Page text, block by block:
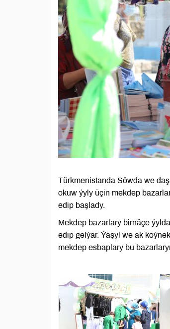
Türkmenistanda Söwda we
okuw ýyly üçin mekdep
edip başlady.
Mekdep bazarlary birnäçe
edip gelýär. Ýaşyl we ak
mekdep esbaplary bu